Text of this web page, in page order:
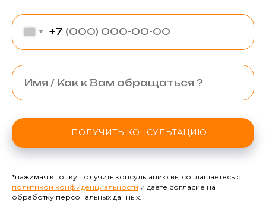
+7
ПОЛУЧИТЬ КОНСУЛЬТАЦИЮ
*нажимая кнопку получить консультацию вы соглашаетесь с
политикой конфиденциальности и даете согласие на
обработку персональных данных.